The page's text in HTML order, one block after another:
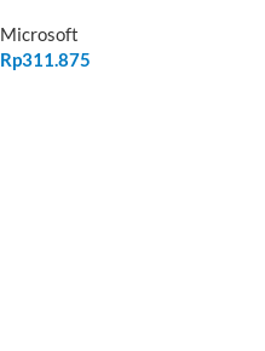
Microsoft
Rp311.875